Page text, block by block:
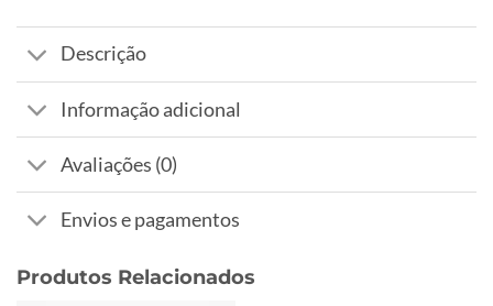
Descrição
Informação adicional
Avaliações (0)
Envios e pagamentos
Produtos Relacionados